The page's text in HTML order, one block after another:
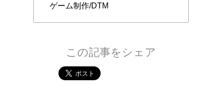
ゲーム制作/DTM
この記事をシェア